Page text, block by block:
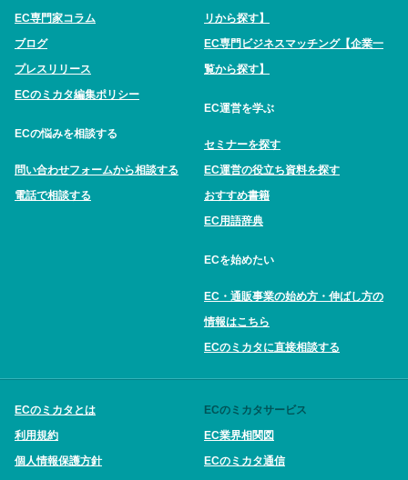
EC専門家コラム
ブログ
プレスリリース
ECのミカタ編集ポリシー
ECの悩みを相談する
問い合わせフォームから相談する
電話で相談する
リから探す】
EC専門ビジネスマッチング【企業一
覧から探す】
EC運営を学ぶ
セミナーを探す
EC運営の役立ち資料を探す
おすすめ書籍
EC用語辞典
ECを始めたい
EC・通販事業の始め方・伸ばし方の
情報はこちら
ECのミカタに直接相談する
ECのミカタとは
利用規約
個人情報保護方針
ECのミカタサービス
EC業界相関図
ECのミカタ通信